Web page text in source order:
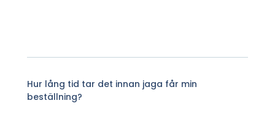
Hur lång tid tar det innan jaga får min
beställning?